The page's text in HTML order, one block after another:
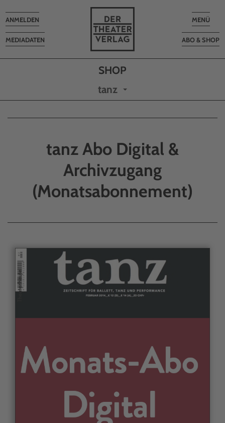
Toggle
MENÜ
ABO & SHOP
MEDIADATEN
Toggle
navigation
ANMELDEN
tanz
tanz Abo Digital &
Archivzugang
(Monatsabonnement)